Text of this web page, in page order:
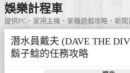
娛樂計程車
提供PC、家用主機、掌機遊戲攻略、新聞
潛水員戴夫 (DAVE THE
鬍子鯰的任務攻略